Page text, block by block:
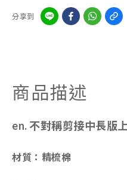
分享到
商品描述
en. 不對稱剪接中長版
材質：精梳棉